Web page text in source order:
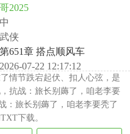
2025
侠
第651章 搭点顺风车
07-22 12:17:12
情节跌宕起伏、扣人心弦，是
抗战：旅长别薅了，咱老李要
：旅长别薅了，咱老李要秃了
下载。